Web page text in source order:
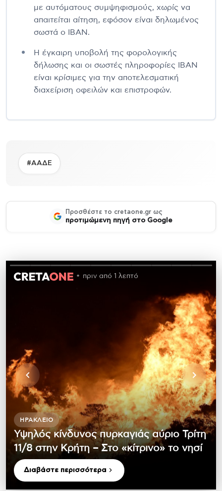
με αυτόματους συμψηφισμούς, χωρίς να
απαιτείται αίτηση, εφόσον είναι δηλωμένος
σωστά ο IBAN.
Η έγκαιρη υποβολή της φορολογικής
δήλωσης και οι σωστές πληροφορίες IBAN
είναι κρίσιμες για την αποτελεσματική
διαχείριση οφειλών και επιστροφών.
#ΑΑΔΕ
Προσθέστε το cretaone.gr ως
προτιμώμενη πηγή στο Google
πριν από 1 λεπτό
ΗΡΆΚΛΕΙΟ
Υψηλός κίνδυνος πυρκαγιάς αύριο Τρίτη
11/8 στην Κρήτη – Στο «κίτρινο» το νησί
Διαβάστε περισσότερα